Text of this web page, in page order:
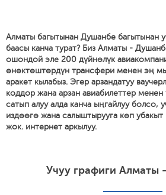
Алматы багытынан Душанбе багытынан
баасы канча турат? Биз Алматы -
ошондой эле 200 дүйнөлүк
өнөктөштөрдүн трансфери менен эң
аракет кылабыз. Эгер арзандатуу
коддор жана арзан авиабилеттер
сатып алуу алда канча ыңгайлуу болсо,
издөөгө жана салыштырууга көп
жок. интернет аркылуу.
Учуу графиги Алматы